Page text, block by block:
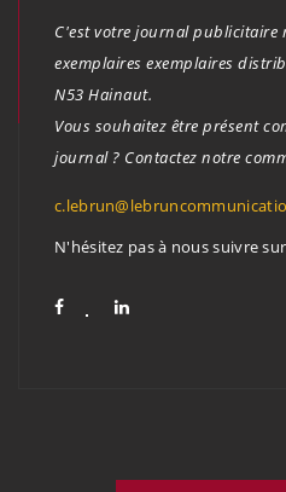
C'est votre journal publicitaire
exemplaires exemplaires
N53 Hainaut.
Vous souhaitez être présent
journal ? Contactez notre
N'hésitez pas à nous suivre